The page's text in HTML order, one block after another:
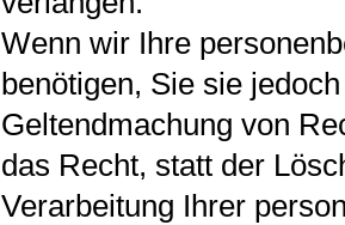
Wenn wir Ihre
benötigen, Sie sie
Geltendmachung von
das Recht, statt der
Verarbeitung Ihrer